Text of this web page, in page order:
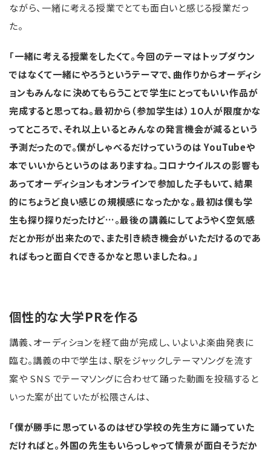
ながら、一緒に考える授業でとても面白いと感じる授業だっ
た。
「一緒に考える授業をしたくて。今回のテーマはトップダウン
ではなくて一緒にやろうというテーマで、曲作りからオーディシ
ョンもみんなに決めてもらうことで学生にとってもいい作品が
完成すると思ってね。最初から（参加学生は）１０人が限度かな
ってところで、それ以上いるとみんなの発言機会が減るという
予測だったので。僕がしゃべるだけっていうのは YouTubeや
本でいいからというのはありますね。コロナウイルスの影響も
あってオーディションもオンラインで参加した子もいて、結果
的にちょうど良い感じの規模感になったかな。最初は僕も学
生も探り探りだったけど…。最後の講義にしてようやく空気感
だとか形が出来たので、また引き続き機会がいただけるのであ
ればもっと面白くできるかなと思いましたね。」
個性的な大学PRを作る
講義、オーディションを経て曲が完成し、いよいよ楽曲発表に
臨む。講義の中で学生は、駅をジャックしテーマソングを流す
案や SNS でテーマソングに合わせて踊った動画を投稿すると
いった案が出ていたが松隈さんは、
「僕が勝手に思っているのはぜひ学校の先生方に踊っていた
だければと。外国の先生もいらっしゃって情景が面白そうだか